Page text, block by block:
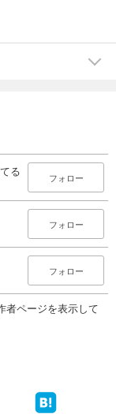
る
フォロー
フォロー
フォロー
者ページを表示して